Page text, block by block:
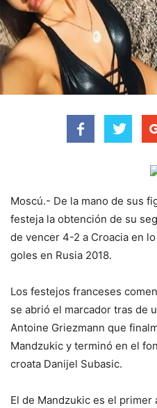
Moscú.- De la mano de sus
festeja la obtención de su
de vencer 4-2 a Croacia en
goles en Rusia 2018.
Los festejos franceses
se abrió el marcador tras de
Antoine Griezmann que
Mandzukic y terminó en el
croata Danijel Subasic.
El de Mandzukic es el primer